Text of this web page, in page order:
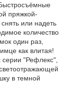
пряжкой-
или надеть
количество
один раз,
как влитая!
"Рефлекс",
в темной